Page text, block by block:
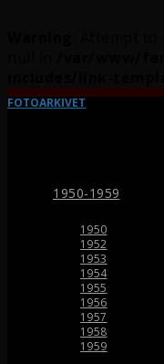
FOTOARKIVET
1950-1959
1950
1952
1953
1954
1955
1956
1957
1958
1959